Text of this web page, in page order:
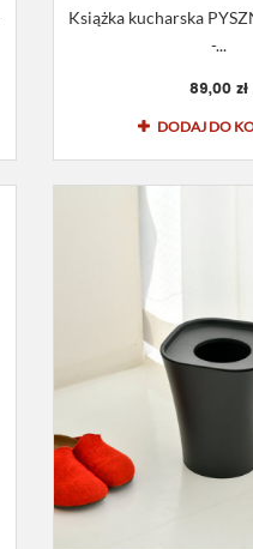
Książka kucharska
-...
89,00 zł
DODAJ DO